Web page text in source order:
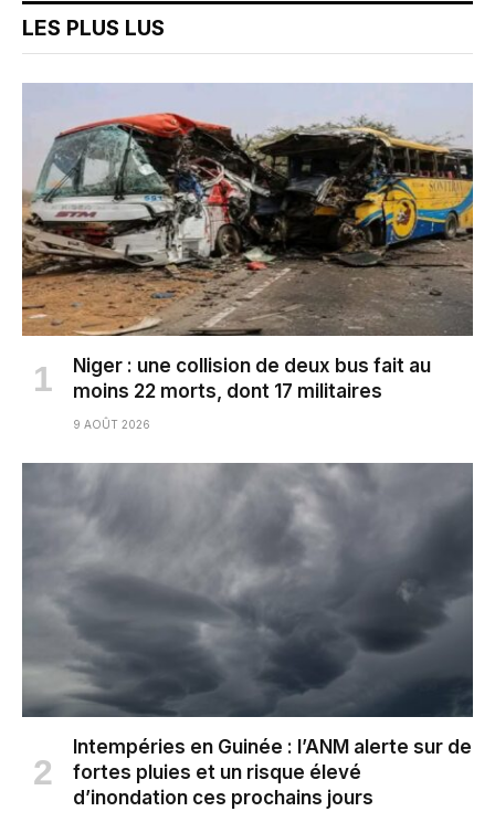
LES PLUS LUS
Niger : une collision de deux bus fait au
moins 22 morts, dont 17 militaires
9 AOÛT 2026
Intempéries en Guinée : l’ANM alerte sur de
fortes pluies et un risque élevé
d’inondation ces prochains jours